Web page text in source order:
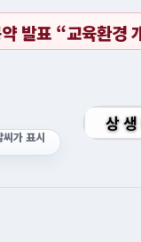
서는 ‘교육시장
가 표시